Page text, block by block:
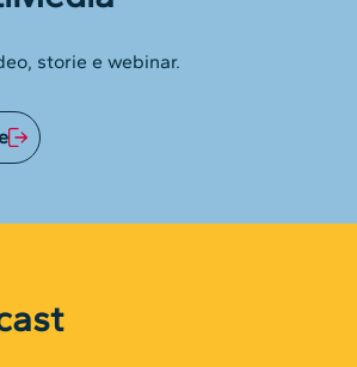
storie e webinar.